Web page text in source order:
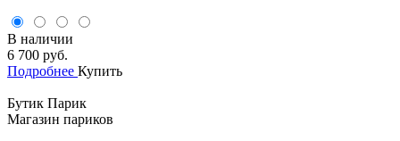
В наличии
6 700 руб.
Подробнее Купить
Бутик Парик
Магазин париков